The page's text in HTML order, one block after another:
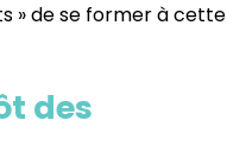
» de se former à cette
des